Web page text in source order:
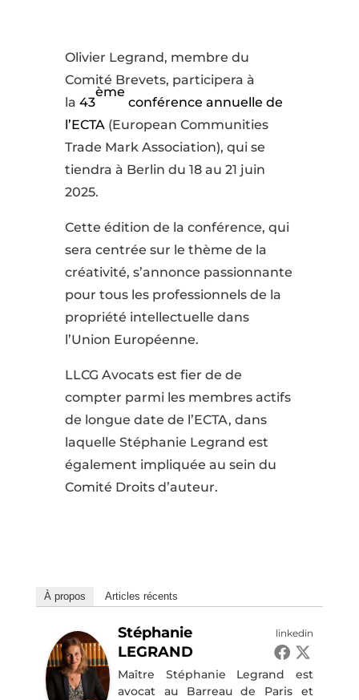
Olivier Legrand, membre du
Comité Brevets, participera à
la 43
ème
conférence annuelle de
l’ECTA(European Communities
Trade Mark Association), qui se
tiendra à Berlin du 18 au 21 juin
2025.
Cette édition de la conférence, qui
sera centrée sur le thème de la
créativité, s’annonce passionnante
pour tous les professionnels de la
propriété intellectuelle dans
l’Union Européenne.
LLCG Avocats est fier de de
compter parmi les membres actifs
de longue date de l’ECTA, dans
laquelle Stéphanie Legrand est
également impliquée au sein du
Comité Droits d’auteur.
À propos Articles récents
linkedin
Stéphanie
LEGRAND
Maître Stéphanie Legrand est
avocat au Barreau de Paris et